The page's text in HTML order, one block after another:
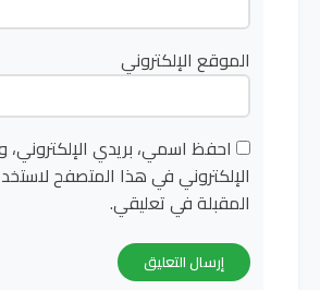
الموقع الإلكتروني
احفظ اسمي، بريدي الإلكتروني،
الإلكتروني في هذا المتصفح
المقبلة في تعليقي.